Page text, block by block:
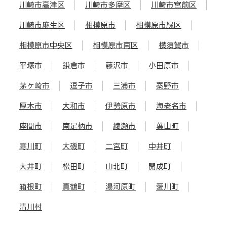
川崎市高津区 川崎市多摩区 川崎市宮前区
川崎市麻生区 相模原市 相模原市緑区
相模原市中央区 相模原市南区 横須賀市
平塚市 鎌倉市 藤沢市 小田原市
茅ヶ崎市 逗子市 三浦市 秦野市
厚木市 大和市 伊勢原市 海老名市
座間市 南足柄市 綾瀬市 葉山町
寒川町 大磯町 二宮町 中井町
大井町 松田町 山北町 開成町
箱根町 真鶴町 湯河原町 愛川町
清川村